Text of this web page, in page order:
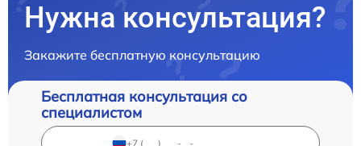
Нужна консультация?
Закажите бесплатную консультацию
Бесплатная консультация со
специалистом